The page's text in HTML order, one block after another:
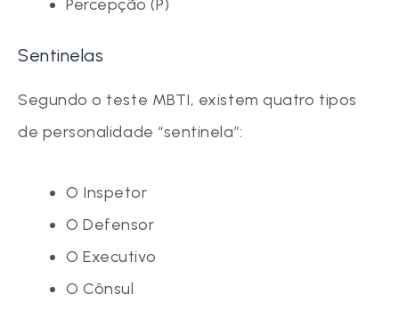
Percepção (P)
Sentinelas
Segundo o teste MBTI, existem quatro tipos
de personalidade “sentinela”:
O Inspetor
O Defensor
O Executivo
O Cônsul